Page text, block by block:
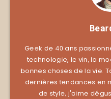
Geek de 40 ans
technologie, le vin, la
bonnes choses de la vie.
dernières tendances en
de style, j'aime